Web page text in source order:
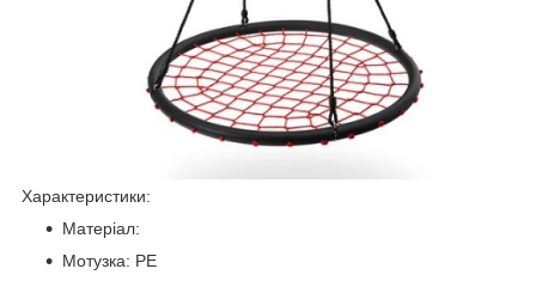
Характеристики:
Матеріал:
Мотузка: PE